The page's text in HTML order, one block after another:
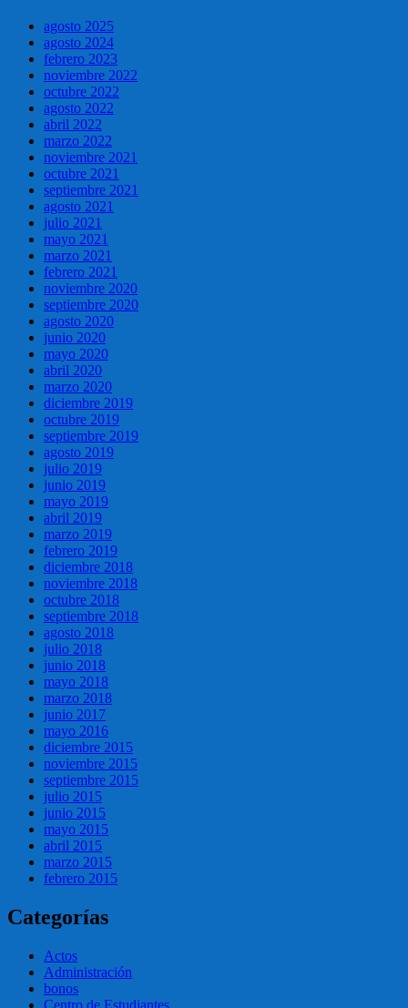
agosto 2025
agosto 2024
febrero 2023
noviembre 2022
octubre 2022
agosto 2022
abril 2022
marzo 2022
noviembre 2021
octubre 2021
septiembre 2021
agosto 2021
julio 2021
mayo 2021
marzo 2021
febrero 2021
noviembre 2020
septiembre 2020
agosto 2020
junio 2020
mayo 2020
abril 2020
marzo 2020
diciembre 2019
octubre 2019
septiembre 2019
agosto 2019
julio 2019
junio 2019
mayo 2019
abril 2019
marzo 2019
febrero 2019
diciembre 2018
noviembre 2018
octubre 2018
septiembre 2018
agosto 2018
julio 2018
junio 2018
mayo 2018
marzo 2018
junio 2017
mayo 2016
diciembre 2015
noviembre 2015
septiembre 2015
julio 2015
junio 2015
mayo 2015
abril 2015
marzo 2015
febrero 2015
Categorías
Actos
Administración
bonos
Centro de Estudiantes